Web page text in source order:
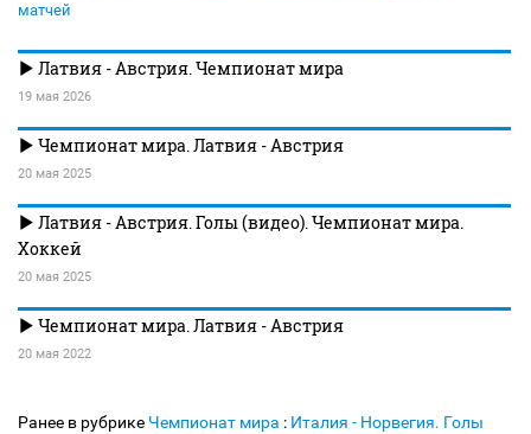
матчей
Латвия - Австрия. Чемпионат мира
19 мая 2026
Чемпионат мира. Латвия - Австрия
20 мая 2025
Латвия - Австрия. Голы (видео). Чемпионат мира.
Хоккей
20 мая 2025
Чемпионат мира. Латвия - Австрия
20 мая 2022
Ранее в рубрике Чемпионат мира : Италия - Норвегия. Голы